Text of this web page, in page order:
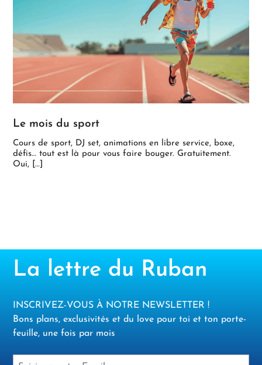
Le mois du sport
Cours de sport, DJ set, animations en libre service, boxe,
défis… tout est là pour vous faire bouger. Gratuitement.
Oui, […]
La lettre du Ruban
INSCRIVEZ-VOUS À NOTRE NEWSLETTER !
Bons plans, exclusivités et du love pour toi et ton porte-
feuille, une fois par mois